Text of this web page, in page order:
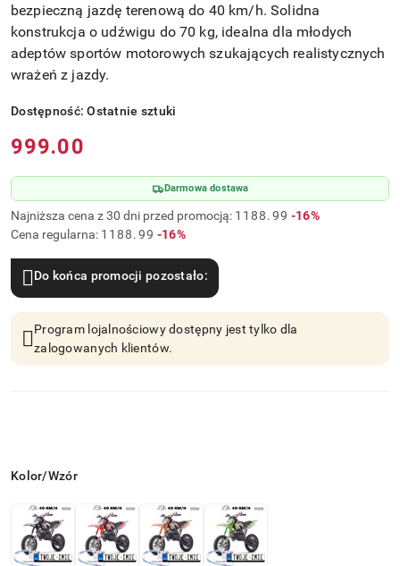
bezpieczną jazdę terenową do 40 km/h. Solidna
konstrukcja o udźwigu do 70 kg, idealna dla młodych
adeptów sportów motorowych szukających realistycznych
wrażeń z jazdy.
Dostępność:Ostatnie sztuki
Cena:
999.00
Darmowa dostawa
Najniższa cena z 30 dni przed promocją: 1188.99 Rabat:
-16%
Cena regularna: 1188.99 Rabat:
-16%
Do końca promocji pozostało:
Program lojalnościowy dostępny jest tylko dla
zalogowanych klientów.
Wariant
Kolor/Wzór